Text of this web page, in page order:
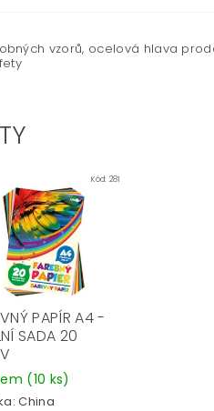
vzorů, ocelová hlava
Kód: 281
PAPÍR A4 -
SADA 20
(10 ks)
China